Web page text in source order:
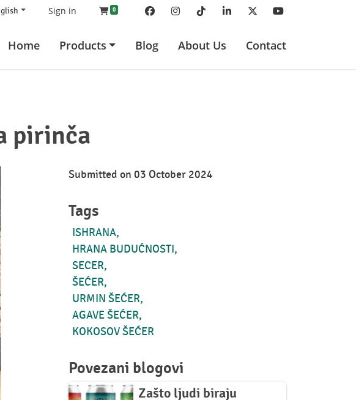
Sign in 0 FacebookInstagramTikTokLinkedinTwitterYoutube
Home Products Blog About Us Contact
pirinča
Submitted on 03 October 2024
Tags
ISHRANA
HRANA BUDUĆNOSTI
SECER
ŠEĆER
URMIN ŠEĆER
AGAVE ŠEĆER
KOKOSOV ŠEĆER
Povezani blogovi
Zašto ljudi biraju